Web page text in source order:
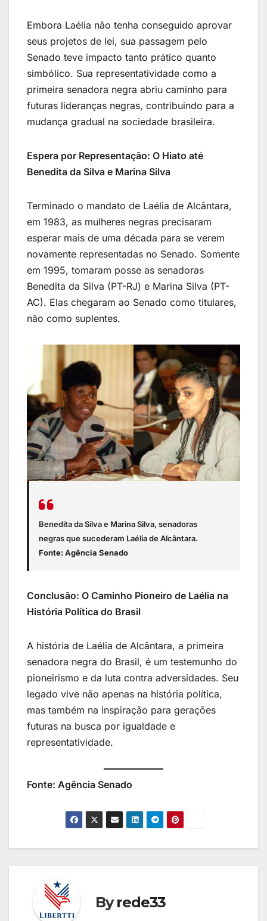
Embora Laélia não tenha conseguido aprovar
seus projetos de lei, sua passagem pelo
Senado teve impacto tanto prático quanto
simbólico. Sua representatividade como a
primeira senadora negra abriu caminho para
futuras lideranças negras, contribuindo para a
mudança gradual na sociedade brasileira.
Espera por Representação: O Hiato até
Benedita da Silva e Marina Silva
Terminado o mandato de Laélia de Alcântara,
em 1983, as mulheres negras precisaram
esperar mais de uma década para se verem
novamente representadas no Senado. Somente
em 1995, tomaram posse as senadoras
Benedita da Silva (PT-RJ) e Marina Silva (PT-
AC). Elas chegaram ao Senado como titulares,
não como suplentes.
Benedita da Silva e Marina Silva, senadoras
negras que sucederam Laélia de Alcântara.
Fonte: Agência Senado
Conclusão: O Caminho Pioneiro de Laélia na
História Política do Brasil
A história de Laélia de Alcântara, a primeira
senadora negra do Brasil, é um testemunho do
pioneirismo e da luta contra adversidades. Seu
legado vive não apenas na história política,
mas também na inspiração para gerações
futuras na busca por igualdade e
representatividade.
Fonte: Agência Senado
Byrede33